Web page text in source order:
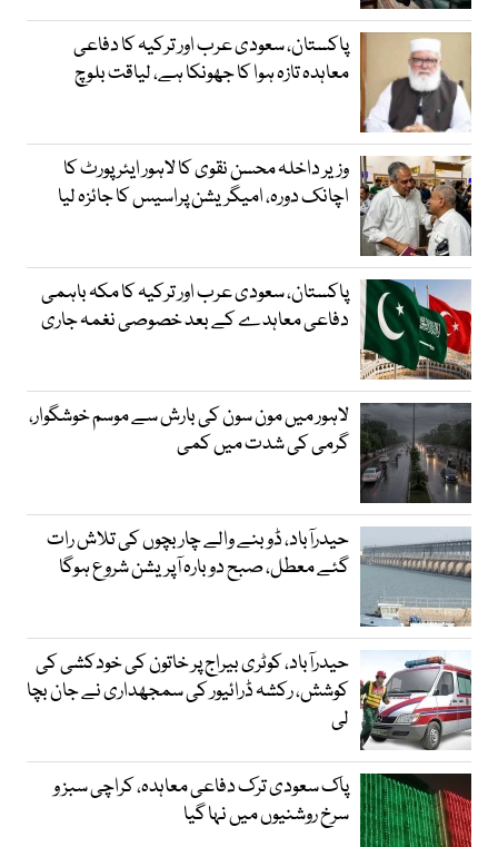
پاکستان، سعودی عرب اور ترکیہ کا دفاعی
معاہدہ تازہ ہوا کا جھونکا ہے، لیاقت بلوچ
وزیر داخلہ محسن نقوی کا لاہور ایئر پورٹ کا
اچانک دورہ، امیگریشن پراسیس کا جائزہ لیا
پاکستان، سعودی عرب اور ترکیہ کا مکہ باہمی
دفاعی معاہدے کے بعد خصوصی نغمہ جاری
لاہور میں مون سون کی بارش سے موسم خوشگوار،
گرمی کی شدت میں کمی
حیدرآباد، ڈوبنے والے چار بچوں کی تلاش رات
گئے معطل، صبح دوبارہ آپریشن شروع ہوگا
حیدرآباد، کوٹری بیراج پر خاتون کی خودکشی کی
کوشش، رکشہ ڈرائیور کی سمجھداری نے جان بچا
لی
پاک سعودی ترک دفاعی معاہدہ، کراچی سبز و
سرخ روشنیوں میں نہا گیا